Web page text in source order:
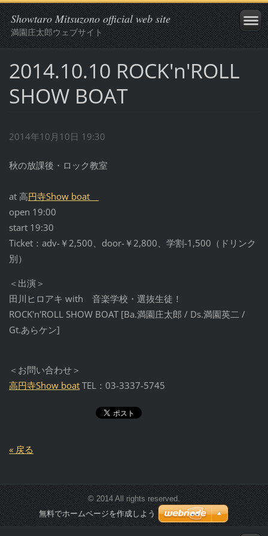
Showtaro Mitsuzono official web site
満園庄太郎ウェブサイト
2014.10.10 ROCK'n'ROLL
SHOW BOAT
2014年10月10日 19:30
秋の放課後・ロック教室
at 高円寺Show boat
open 19:00
start 19:30
Ticket：adv-￥2,500、door-￥2,800、学割-1,500（ドリンク
別）
＜出演＞
田川ヒロアキ with 音楽学校・選抜生徒！
ROCK'n'ROLL SHOW BOAT [Ba.満園庄太郎 / Ds.満園英二 /
Gt.あらケン]
＜お問い合わせ＞
高円寺Show boatTEL：03-3337-5745
« 戻る
© 2014 All rights reserved.
無料でホームページを作成しよう